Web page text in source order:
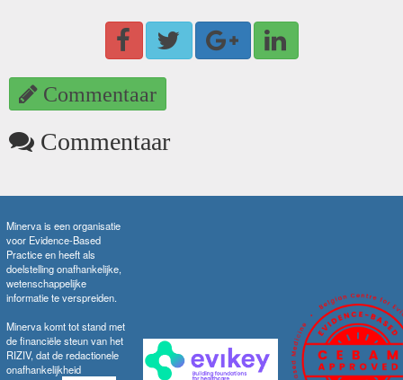
Commentaar
Commentaar
Minerva is een organisatie
voor Evidence-Based
Practice en heeft als
doelstelling onafhankelijke,
wetenschappelijke
informatie te verspreiden.
Minerva komt tot stand met
de financiële steun van het
RIZIV, dat de redactionele
onafhankelijkheid